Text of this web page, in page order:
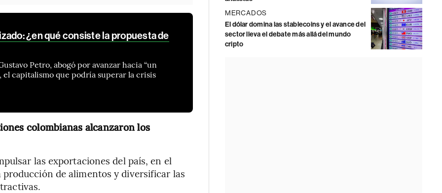
¿en qué consiste la propuesta de
Petro, abogó por avanzar hacia “un
capitalismo que podría superar la crisis
colombianas alcanzaron los
las exportaciones del país, en el
de alimentos y diversificar las
MERCADOS
El dólar domina las stablecoins y el avance del
sector lleva el debate más allá del mundo
cripto